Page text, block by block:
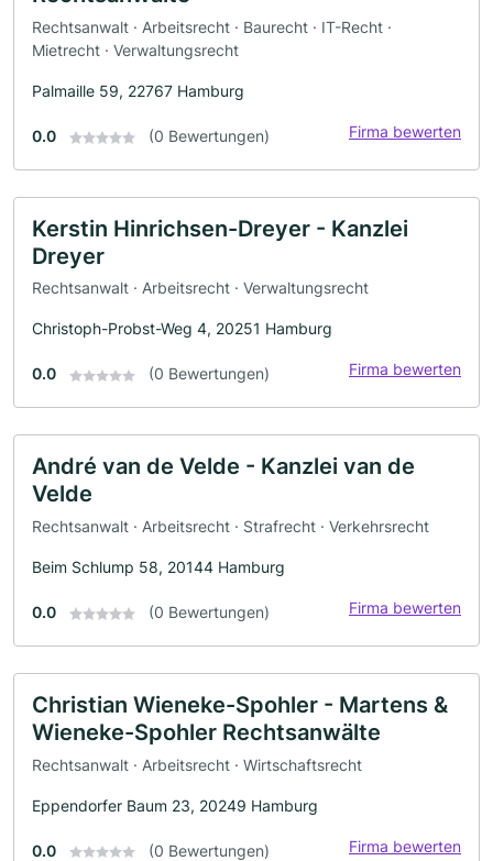
Rechtsanwalt · Arbeitsrecht · Baurecht · IT-Recht ·
Mietrecht · Verwaltungsrecht
Palmaille 59, 22767 Hamburg
0.0 (0 Bewertungen) Firma bewerten
Kerstin Hinrichsen-Dreyer - Kanzlei
Dreyer
Rechtsanwalt · Arbeitsrecht · Verwaltungsrecht
Christoph-Probst-Weg 4, 20251 Hamburg
0.0 (0 Bewertungen) Firma bewerten
André van de Velde - Kanzlei van de
Velde
Rechtsanwalt · Arbeitsrecht · Strafrecht · Verkehrsrecht
Beim Schlump 58, 20144 Hamburg
0.0 (0 Bewertungen) Firma bewerten
Christian Wieneke-Spohler - Martens &
Wieneke-Spohler Rechtsanwälte
Rechtsanwalt · Arbeitsrecht · Wirtschaftsrecht
Eppendorfer Baum 23, 20249 Hamburg
0.0 (0 Bewertungen) Firma bewerten